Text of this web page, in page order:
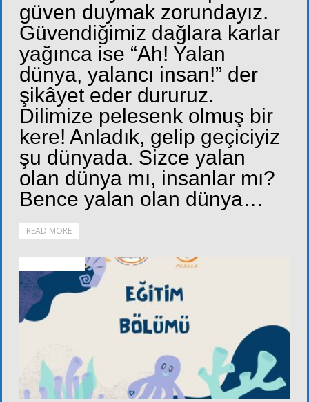
güven duymak zorundayız.
Güvendiğimiz dağlara karlar
yağınca ise “Ah! Yalan
dünya, yalancı insan!” der
şikâyet eder dururuz.
Dilimize pelesenk olmuş bir
kere! Anladık, gelip geçiciyiz
şu dünyada. Sizce yalan
olan dünya mı, insanlar mı?
Bence yalan olan dünya…
READ MORE